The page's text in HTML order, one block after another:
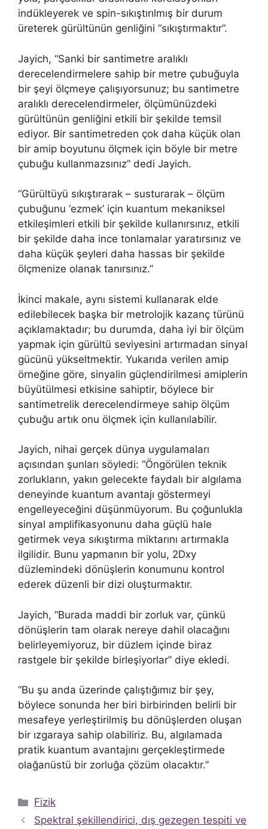
indükleyerek ve spin-sıkıştırılmış bir durum
üreterek gürültünün genliğini “sıkıştırmaktır”.
Jayich, “Sanki bir santimetre aralıklı
derecelendirmelere sahip bir metre çubuğuyla
bir şeyi ölçmeye çalışıyorsunuz; bu santimetre
aralıklı derecelendirmeler, ölçümünüzdeki
gürültünün genliğini etkili bir şekilde temsil
ediyor. Bir santimetreden çok daha küçük olan
bir amip boyutunu ölçmek için böyle bir metre
çubuğu kullanmazsınız” dedi Jayich.
“Gürültüyü sıkıştırarak – susturarak – ölçüm
çubuğunu ‘ezmek’ için kuantum mekaniksel
etkileşimleri etkili bir şekilde kullanırsınız, etkili
bir şekilde daha ince tonlamalar yaratırsınız ve
daha küçük şeyleri daha hassas bir şekilde
ölçmenize olanak tanırsınız.”
İkinci makale, aynı sistemi kullanarak elde
edilebilecek başka bir metrolojik kazanç türünü
açıklamaktadır; bu durumda, daha iyi bir ölçüm
yapmak için gürültü seviyesini artırmadan sinyal
gücünü yükseltmektir. Yukarıda verilen amip
örneğine göre, sinyalin güçlendirilmesi amiplerin
büyütülmesi etkisine sahiptir, böylece bir
santimetrelik derecelendirmeye sahip ölçüm
çubuğu artık onu ölçmek için kullanılabilir.
Jayich, nihai gerçek dünya uygulamaları
açısından şunları söyledi: “Öngörülen teknik
zorlukların, yakın gelecekte faydalı bir algılama
deneyinde kuantum avantajı göstermeyi
engelleyeceğini düşünmüyorum. Bu çoğunlukla
sinyal amplifikasyonunu daha güçlü hale
getirmek veya sıkıştırma miktarını artırmakla
ilgilidir. Bunu yapmanın bir yolu, 2Dxy
düzlemindeki dönüşlerin konumunu kontrol
ederek düzenli bir dizi oluşturmaktır.
Jayich, “Burada maddi bir zorluk var, çünkü
dönüşlerin tam olarak nereye dahil olacağını
belirleyemiyoruz, bir düzlem içinde biraz
rastgele bir şekilde birleşiyorlar” diye ekledi.
“Bu şu anda üzerinde çalıştığımız bir şey,
böylece sonunda her biri birbirinden belirli bir
mesafeye yerleştirilmiş bu dönüşlerden oluşan
bir ızgaraya sahip olabiliriz. Bu, algılamada
pratik kuantum avantajını gerçekleştirmede
olağanüstü bir zorluğa çözüm olacaktır.”
Kategoriler
Fizik
Spektral şekillendirici, dış gezegen tespiti ve